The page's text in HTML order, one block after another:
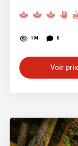
194 0
Voir prix